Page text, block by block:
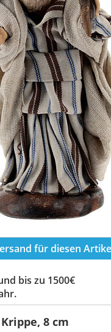
für diesen
bis zu 1500€
8 cm